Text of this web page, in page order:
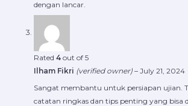
dengan lancar.
Rated 4 out of 5
Ilham Fikri (verified owner) – July 21, 2024
Sangat membantu untuk persiapan ujian.
catatan ringkas dan tips penting yang bisa